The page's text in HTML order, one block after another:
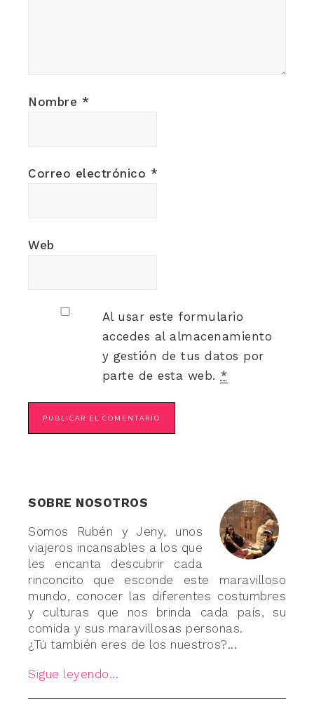
Nombre *
Correo electrónico *
Web
Al usar este formulario
accedes al almacenamiento
y gestión de tus datos por
parte de esta web. *
SOBRE NOSOTROS
Somos Rubén y Jeny, unos
viajeros incansables a los que
les encanta descubrir cada
rinconcito que esconde este maravilloso
mundo, conocer las diferentes costumbres
y culturas que nos brinda cada país, su
comida y sus maravillosas personas.
¿Tú también eres de los nuestros?...
Sigue leyendo...